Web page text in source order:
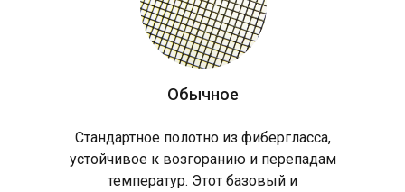
Обычное
Стандартное полотно из фибергласса,
устойчивое к возгоранию и перепадам
температур. Этот базовый и